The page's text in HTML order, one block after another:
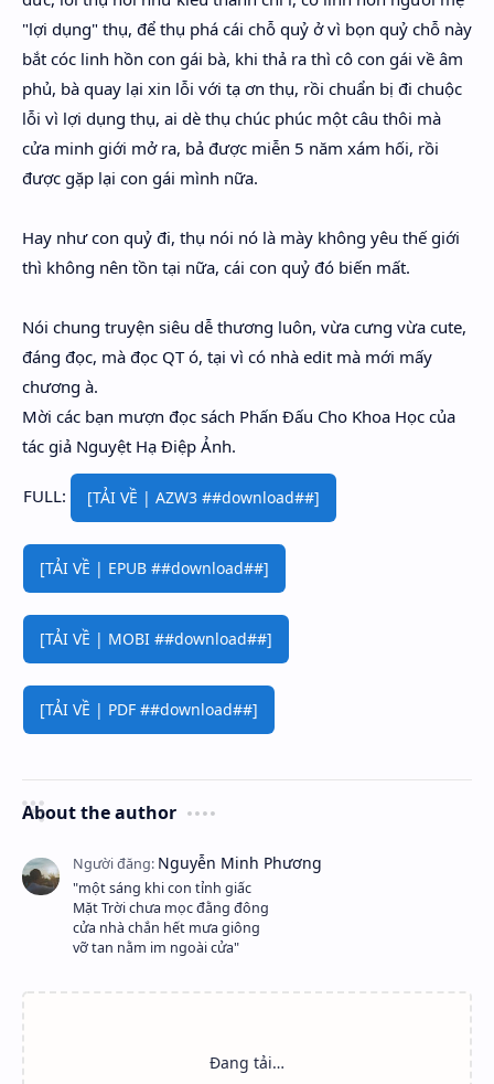
"lợi dụng" thụ, để thụ phá cái chỗ quỷ ở vì bọn quỷ chỗ này
bắt cóc linh hồn con gái bà, khi thả ra thì cô con gái về âm
phủ, bà quay lại xin lỗi với tạ ơn thụ, rồi chuẩn bị đi chuộc
lỗi vì lợi dụng thụ, ai dè thụ chúc phúc một câu thôi mà
cửa minh giới mở ra, bả được miễn 5 năm xám hối, rồi
được gặp lại con gái mình nữa.
Hay như con quỷ đi, thụ nói nó là mày không yêu thế giới
thì không nên tồn tại nữa, cái con quỷ đó biến mất.
Nói chung truyện siêu dễ thương luôn, vừa cưng vừa cute,
đáng đọc, mà đọc QT ó, tại vì có nhà edit mà mới mấy
chương à.
Mời các bạn mượn đọc sách Phấn Đấu Cho Khoa Học của
tác giả Nguyệt Hạ Điệp Ảnh.
FULL: [TẢI VỀ | AZW3 ##download##]
[TẢI VỀ | EPUB ##download##]
[TẢI VỀ | MOBI ##download##]
[TẢI VỀ | PDF ##download##]
About the author
"một sáng khi con tỉnh giấc
Mặt Trời chưa mọc đằng đông
cửa nhà chắn hết mưa giông
vỡ tan nằm im ngoài cửa"